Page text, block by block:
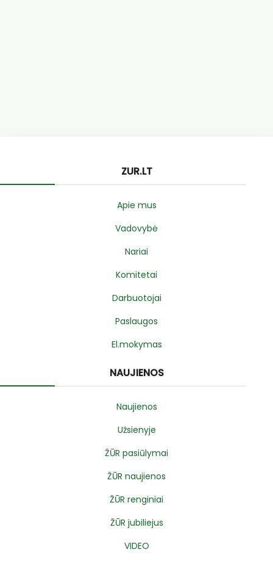
ZUR.LT
Apie mus
Vadovybė
Nariai
Komitetai
Darbuotojai
Paslaugos
El.mokymas
NAUJIENOS
Naujienos
Užsienyje
ŽŪR pasiūlymai
ŽŪR naujienos
ŽŪR renginiai
ŽŪR jubiliejus
VIDEO